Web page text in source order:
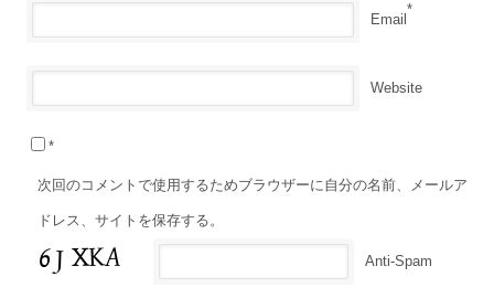
Email
*
Website
次回のコメントで使用するためブラウザーに自分の名前、メールア
ドレス、サイトを保存する。
Anti-Spam
*